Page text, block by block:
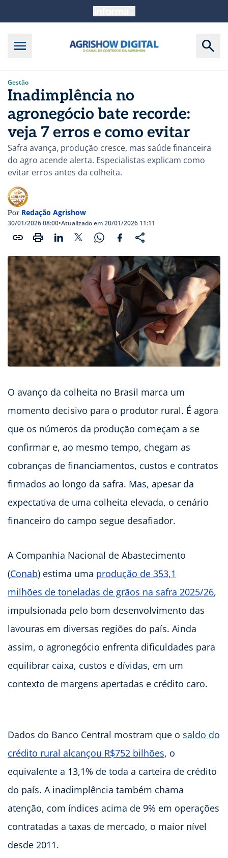
Gestão
Inadimplência no
agronegócio bate recorde:
veja 7 erros e como evitar
Safra avança, produção cresce, mas saúde financeira
do agro acende alerta. Especialistas explicam como
evitar erros antes da colheita.
Por Redação Agrishow
30/01/2026 08:00•Atualizado em 20/01/2026 11:11
O avanço da colheita no Brasil marca um
momento decisivo para o produtor rural. É agora
que os números da produção começam a se
confirmar e, ao mesmo tempo, chegam as
cobranças de financiamentos, custos e contratos
firmados ao longo da safra. Mas, apesar da
expectativa de uma colheita elevada, o cenário
financeiro do campo segue desafiador.
A Companhia Nacional de Abastecimento
(Conab) estima uma produção de 353,1
milhões de toneladas de grãos na safra 2025/26,
impulsionada pelo bom desenvolvimento das
lavouras em diversas regiões do país. Ainda
assim, o agronegócio enfrenta dificuldades para
equilibrar caixa, custos e dívidas, em um
contexto de margens apertadas e crédito caro.
Dados do Banco Central mostram que o saldo do
crédito rural alcançou R$752 bilhões, o
equivalente a 13,1% de toda a carteira de crédito
do país. A inadimplência também chama
atenção, com índices acima de 9% em operações
contratadas a taxas de mercado, o maior nível
desde 2011.